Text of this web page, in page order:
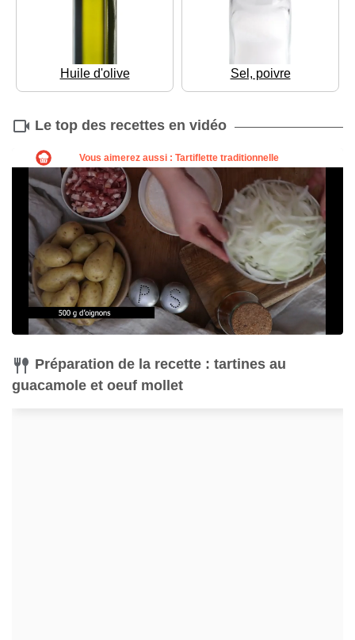
Huile d'olive Sel, poivre
Le top des recettes en vidéo
Préparation de la recette : tartines au
guacamole et oeuf mollet